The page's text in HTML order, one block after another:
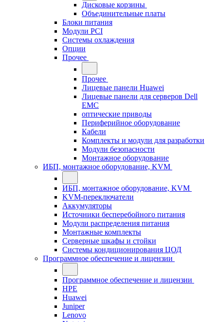
Дисковые корзины
Объединительные платы
Блоки питания
Модули PCI
Системы охлаждения
Опции
Прочее
Прочее
Лицевые панели Huawei
Лицевые панели для серверов Dell
EMC
оптические приводы
Периферийное оборудование
Кабели
Комплекты и модули для разработки
Модули безопасности
Монтажное оборудование
ИБП, монтажное оборудование, KVM
ИБП, монтажное оборудование, KVM
KVM-переключатели
Аккумуляторы
Источники бесперебойного питания
Модули распределения питания
Монтажные комплекты
Серверные шкафы и стойки
Системы кондиционирования ЦОД
Программное обеспечение и лицензии
Программное обеспечение и лицензии
HPE
Huawei
Juniper
Lenovo